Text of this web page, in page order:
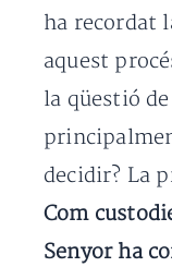
ha recordat
aquest
la qüestió
decidir? La
Com
Senyor ha